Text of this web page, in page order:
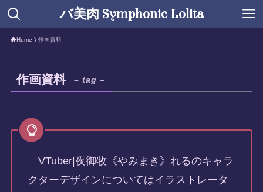
バ美肉 Symphonic Lolita
Home 作画資料
作画資料 – tag –
VTuber|夜御牧《やみまき》れるのキャラ
クターデザインについてはイラストレータ